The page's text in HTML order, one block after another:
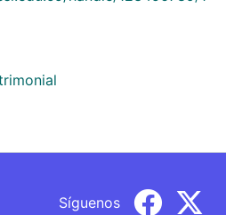
Síguenos